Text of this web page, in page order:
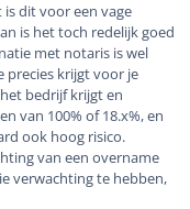
dit voor een vage
is het toch redelijk goed
met notaris is wel
precies krijgt voor je
bedrijf krijgt en
van 100% of 18.x%, en
ook hoog risico.
van een overname
verwachting te hebben,